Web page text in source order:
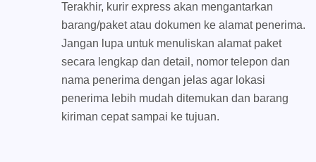
Terakhir, kurir express akan mengantarkan
barang/paket atau dokumen ke alamat penerima.
Jangan lupa untuk menuliskan alamat paket
secara lengkap dan detail, nomor telepon dan
nama penerima dengan jelas agar lokasi
penerima lebih mudah ditemukan dan barang
kiriman cepat sampai ke tujuan.